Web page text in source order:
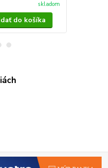
skladom
do košíka